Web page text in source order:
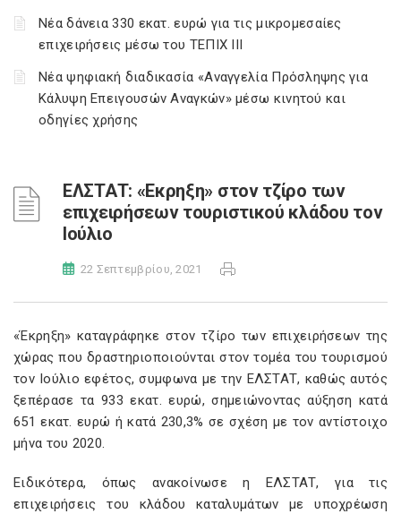
Νέα δάνεια 330 εκατ. ευρώ για τις μικρομεσαίες
επιχειρήσεις μέσω του ΤΕΠΙΧ ΙΙΙ
Νέα ψηφιακή διαδικασία «Αναγγελία Πρόσληψης για
Κάλυψη Επειγουσών Αναγκών» μέσω κινητού και
οδηγίες χρήσης
ΕΛΣΤΑΤ: «Εκρηξη» στον τζίρο των
επιχειρήσεων τουριστικού κλάδου τον
Ιούλιο
22 Σεπτεμβρίου, 2021
«Έκρηξη» καταγράφηκε στον τζίρο των επιχειρήσεων της
χώρας που δραστηριοποιούνται στον τομέα του τουρισμού
τον Ιούλιο εφέτος, συμφωνα με την ΕΛΣΤΑΤ, καθώς αυτός
ξεπέρασε τα 933 εκατ. ευρώ, σημειώνοντας αύξηση κατά
651 εκατ. ευρώ ή κατά 230,3% σε σχέση με τον αντίστοιχο
μήνα του 2020.
Ειδικότερα, όπως ανακοίνωσε η ΕΛΣΤΑΤ, για τις
επιχειρήσεις του κλάδου καταλυμάτων με υποχρέωση